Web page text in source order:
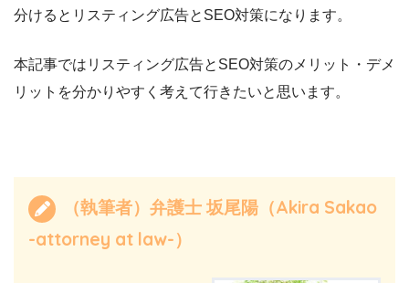
分けるとリスティング広告とSEO対策になります。
本記事ではリスティング広告とSEO対策のメリット・デメ
リットを分かりやすく考えて行きたいと思います。
（執筆者）弁護士 坂尾陽（Akira Sakao
-attorney at law-）